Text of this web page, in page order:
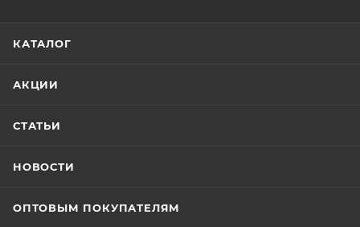
КАТАЛОГ
АКЦИИ
СТАТЬИ
НОВОСТИ
ОПТОВЫМ ПОКУПАТЕЛЯМ